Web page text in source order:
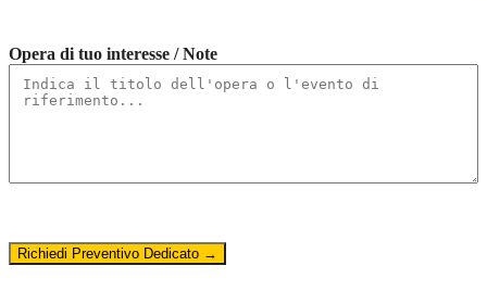
Opera di tuo interesse / Note
Richiedi Preventivo Dedicato →